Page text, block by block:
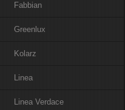
Fabbian
Greenlux
Kolarz
Linea
Linea Verdace